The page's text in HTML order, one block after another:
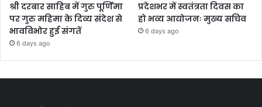
श्री दरबार साहिब में गुरु पूर्णिमा
पर गुरु महिमा के दिव्य संदेश से
भावविभोर हुई संगतें
6 days ago
प्रदेशभर में स्वतंत्रता दिवस का
हो भव्य आयोजनः मुख्य सचिव
6 days ago